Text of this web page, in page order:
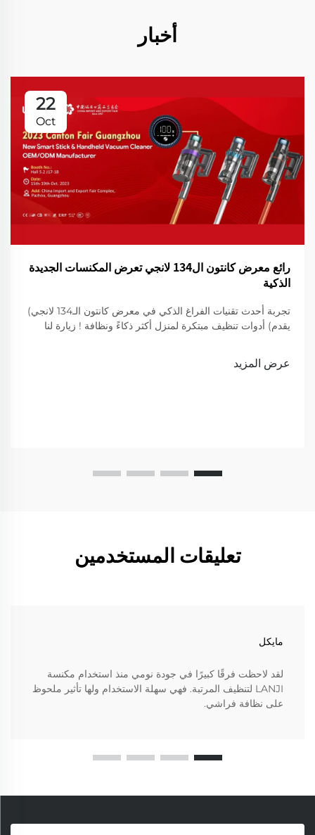
أخبار
22
Oct
رائع معرض كانتون ال134 لانجي تعرض المكنسات الجديدة
الذكية
تجربة أحدث تقنيات الفراغ الذكي في معرض كانتون الـ134 لانجي)
يقدم) أدوات تنظيف مبتكرة لمنزل أكثر ذكاءً ونظافة ! زيارة لنا
عرض المزيد
تعليقات المستخدمين
مايكل
لقد لاحظت فرقًا كبيرًا في جودة نومي منذ استخدام مكنسة
LANJI لتنظيف المرتبة. فهي سهلة الاستخدام ولها تأثير ملحوظ
على نظافة فراشي.